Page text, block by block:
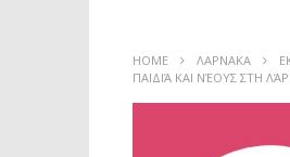
HOME ΛΑΡΝΑΚΑ
ΠΑΙΔΙΆ ΚΑΙ ΝΈΟΥΣ ΣΤΗ